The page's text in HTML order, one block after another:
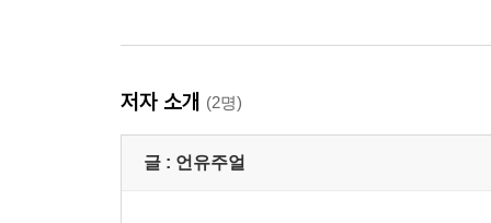
저자 소개 (2명)
글 : 언유주얼